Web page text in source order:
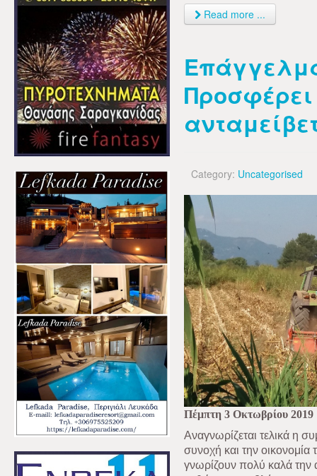
Read more ...
Category: Uncategorised
Πέμπτη 3 Οκτωβρίου 2019
Αναγνωρίζεται τελικά η
συνοχή και την οικονομία
γνωρίζουν πολύ καλά την